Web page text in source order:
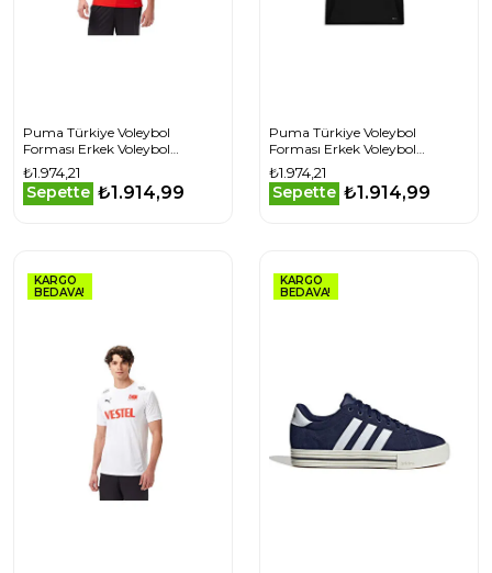
Puma Türkiye Voleybol
Forması Erkek Voleybol
Forması 70711601 Kırmızı
₺1.974,21
Sepette ₺1.914,99
Puma Türkiye Voleybol
Forması Erkek Voleybol
Forması 70711603 Siyah
₺1.974,21
Sepette ₺1.914,99
KARGO
BEDAVA!
KARGO
BEDAVA!